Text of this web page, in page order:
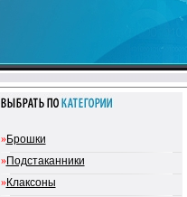
»Брошки
»Подстаканники
»Клаксоны